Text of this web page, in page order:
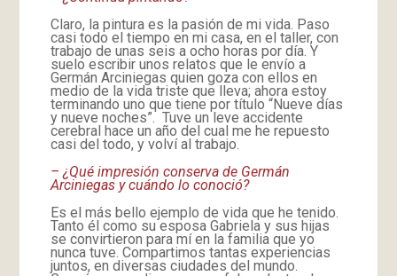
Claro, la pintura es la pasión de mi vida. Paso
casi todo el tiempo en mi casa, en el taller, con
trabajo de unas seis a ocho horas por día. Y
suelo escribir unos relatos que le envío a
Germán Arciniegas quien goza con ellos en
medio de la vida triste que lleva; ahora estoy
terminando uno que tiene por título “Nueve días
y nueve noches”. Tuve un leve accidente
cerebral hace un año del cual me he repuesto
casi del todo, y volví al trabajo.
– ¿Qué impresión conserva de Germán
Arciniegas y cuándo lo conoció?
Es el más bello ejemplo de vida que he tenido.
Tanto él como su esposa Gabriela y sus hijas
se convirtieron para mí en la familia que yo
nunca tuve. Compartimos tantas experiencias
juntos, en diversas ciudades del mundo.